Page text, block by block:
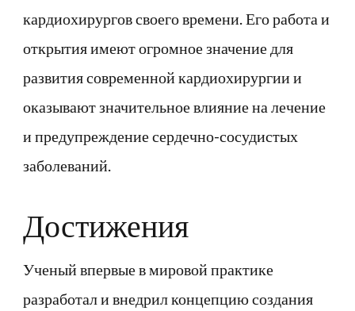
кардиохирургов своего времени. Его работа и
открытия имеют огромное значение для
развития современной кардиохирургии и
оказывают значительное влияние на лечение
и предупреждение сердечно-сосудистых
заболеваний.
Достижения
Ученый впервые в мировой практике
разработал и внедрил концепцию создания